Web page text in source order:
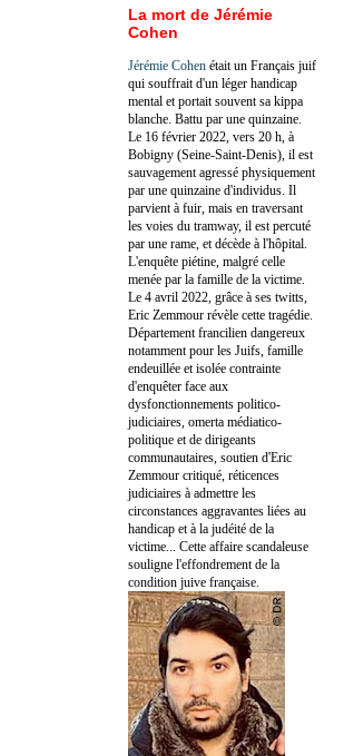
La mort de Jérémie
Cohen
Jérémie Cohen était un Français juif
qui souffrait d'un léger handicap
mental et portait souvent sa kippa
blanche. Battu par une quinzaine.
Le 16 février 2022, vers 20 h, à
Bobigny (Seine-Saint-Denis), il est
sauvagement agressé physiquement
par une quinzaine d'individus. Il
parvient à fuir, mais en traversant
les voies du tramway, il est percuté
par une rame, et décède à l'hôpital.
L'enquête piétine, malgré celle
menée par la famille de la victime.
Le 4 avril 2022, grâce à ses twitts,
Eric Zemmour révèle cette tragédie.
Département francilien dangereux
notamment pour les Juifs, famille
endeuillée et isolée contrainte
d'enquêter face aux
dysfonctionnements politico-
judiciaires, omerta médiatico-
politique et de dirigeants
communautaires, soutien d'Eric
Zemmour critiqué, réticences
judiciaires à admettre les
circonstances aggravantes liées au
handicap et à la judéité de la
victime... Cette affaire scandaleuse
souligne l'effondrement de la
condition juive française.